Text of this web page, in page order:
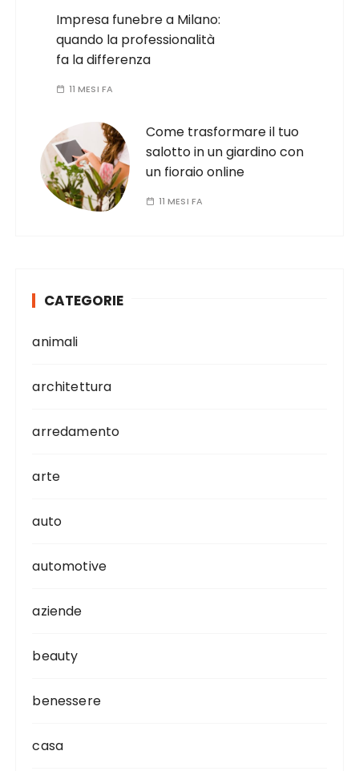
Impresa funebre a Milano:
quando la professionalità
fa la differenza
11 MESI FA
Come trasformare il tuo
salotto in un giardino con
un fioraio online
11 MESI FA
CATEGORIE
animali
architettura
arredamento
arte
auto
automotive
aziende
beauty
benessere
casa